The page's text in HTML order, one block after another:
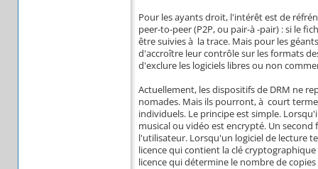
Pour les ayants droit, l'intérêt est de
peer-to-peer (P2P, ou pair-à -pair) : si le
être suivies à la trace. Mais pour les
d'accroître leur contrôle sur les formats
d'exclure les logiciels libres ou non
Actuellement, les dispositifs de DRM ne
nomades. Mais ils pourront, à court
individuels. Le principe est simple.
musical ou vidéo est encrypté. Un second
l'utilisateur. Lorsqu'un logiciel de lecture
licence qui contient la clé
licence qui détermine le nombre de